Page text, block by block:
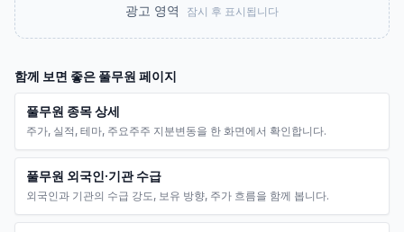
광고 영역 잠시 후 표시됩니다
함께 보면 좋은 풀무원 페이지
풀무원 종목 상세
주가, 실적, 테마, 주요주주 지분변동을 한 화면에서 확인합니다.
풀무원 외국인·기관 수급
외국인과 기관의 수급 강도, 보유 방향, 주가 흐름을 함께 봅니다.